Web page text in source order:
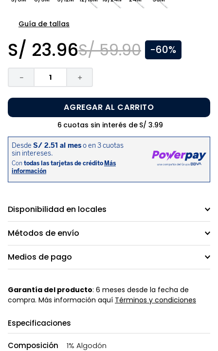
Guía de tallas
S/ 23.96S/ 59.90 -60%
＋
－
AGREGAR AL CARRITO
6 cuotas sin interés de S/ 3.99
Disponibilidad en locales
Métodos de envío
Medios de pago
Garantía del producto: 6 meses desde la fecha de
compra. Más información aquí Términos y condiciones
Especificaciones
Composición
1% Algodón
niño
sandalias niño